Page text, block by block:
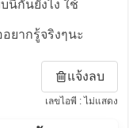
นี้กันยังไง ใช้
ยากรู้จริงๆนะ
แจ้งลบ
เลขไอพี : ไม่แสดง